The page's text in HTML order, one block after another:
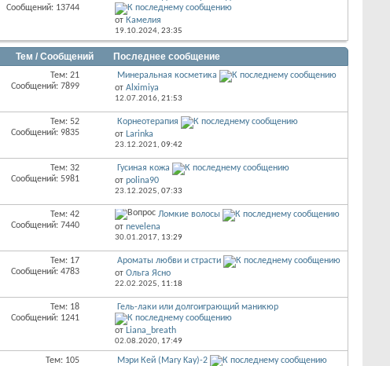
Сообщений: 13744
от Камелия
19.10.2024, 23:35
Тем / Сообщений Последнее сообщение
Тем: 21
Сообщений: 7899
Минеральная косметика
от Alximiya
12.07.2016, 21:53
Тем: 52
Сообщений: 9835
Корнеотерапия
от Larinka
23.12.2021, 09:42
Тем: 32
Сообщений: 5981
Гусиная кожа
от polina90
23.12.2025, 07:33
Тем: 42
Сообщений: 7440
Ломкие волосы
от nevelena
30.01.2017, 13:29
Тем: 17
Сообщений: 4783
Ароматы любви и страсти
от Ольга Ясно
22.02.2025, 11:18
Тем: 18
Сообщений: 1241
Гель-лаки или долгоиграющий маникюр
от Liana_breath
02.08.2020, 17:49
Тем: 105
Мэри Кей (Mary Kay)-2